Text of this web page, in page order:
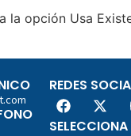
la opción Usa
REDES